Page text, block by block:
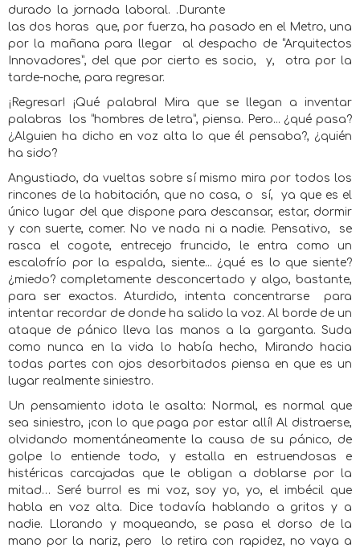
durado la jornada laboral. .Durante
las dos horas
que, por fuerza, ha pasado en el Metro, una
por la mañana para llegar
al despacho de “Arquitectos
Innovadores”, del que por cierto es socio,
y,
otra por la
tarde-noche, para regresar.
¡Regresar! ¡Qué palabra! Mira que se llegan a inventar
palabras
los “hombres de letra”, piensa. Pero... ¿qué pasa?
¿Alguien ha dicho en voz alta lo que él pensaba?, ¿quién
ha sido?
Angustiado, da vueltas sobre sí mismo mira por todos los
rincones de la habitación, que no casa, o
sí,
ya que es el
único lugar del que dispone para descansar, estar, dormir
y con suerte, comer. No ve nada ni a nadie. Pensativo,
se
rasca el cogote, entrecejo fruncido, le entra como un
escalofrío por la espalda, siente... ¿qué es lo que siente?
¿miedo? completamente desconcertado y algo, bastante,
para ser exactos. Aturdido, intenta concentrarse
para
intentar recordar de donde ha salido la voz. Al borde de un
ataque de pánico lleva las manos a la garganta. Suda
como nunca en la vida lo había hecho, Mirando hacia
todas partes con ojos desorbitados piensa en que es un
lugar realmente siniestro.
Un pensamiento idota le asalta: Normal, es normal que
sea siniestro, ¡con lo que paga por estar allí! Al distraerse,
olvidando momentáneamente la causa de su pánico, de
golpe lo entiende todo, y estalla en estruendosas e
histéricas carcajadas que le obligan a doblarse por la
mitad… Seré burro! es mi voz, soy yo, yo, el imbécil que
habla en voz alta. Dice todavía hablando a gritos y a
nadie. Llorando y moqueando, se pasa el dorso de la
mano por la nariz, pero
lo retira con rapidez, no vaya a